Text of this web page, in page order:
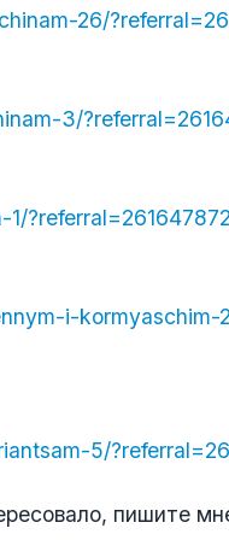
26/
3/
i-kormyaschim-
5/
пишите